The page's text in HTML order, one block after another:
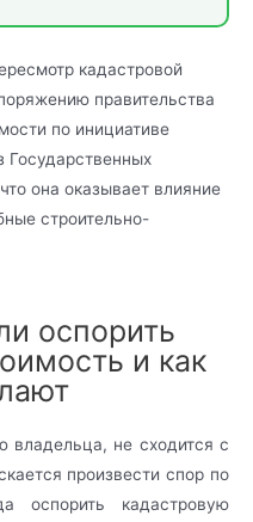
кадастровой
правительства
по инициативе
Государственных
она оказывает влияние
строительно-
оспорить
и как
владельца, не сходится с
произвести спор по
оспорить кадастровую